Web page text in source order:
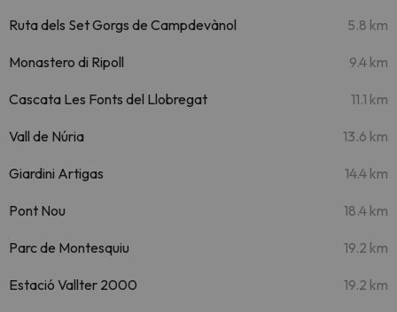
Ruta dels Set Gorgs de Campdevànol 5.8 km
Monastero di Ripoll 9.4 km
Cascata Les Fonts del Llobregat 11.1 km
Vall de Núria 13.6 km
Giardini Artigas 14.4 km
Pont Nou 18.4 km
Parc de Montesquiu 19.2 km
Estació Vallter 2000 19.2 km